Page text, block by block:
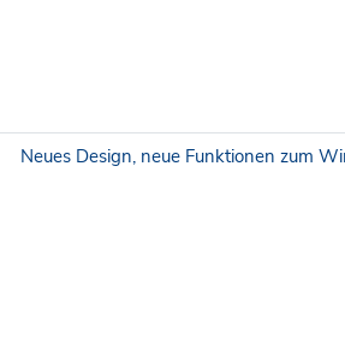
Neues Design, neue Funktionen zum